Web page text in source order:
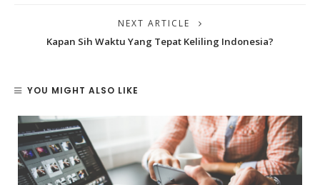
NEXT ARTICLE
Kapan Sih Waktu Yang Tepat Keliling Indonesia?
YOU MIGHT ALSO LIKE